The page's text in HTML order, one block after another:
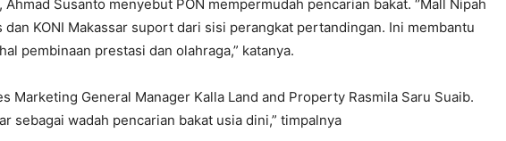
Susanto menyebut PON mempermudah pencarian bakat. ‘’Mall Nipah
dan KONI Makassar suport dari sisi perangkat pertandingan. Ini membantu
pembinaan prestasi dan olahraga,” katanya.
Marketing General Manager Kalla Land and Property Rasmila Saru Suaib.
sebagai wadah pencarian bakat usia dini,” timpalnya